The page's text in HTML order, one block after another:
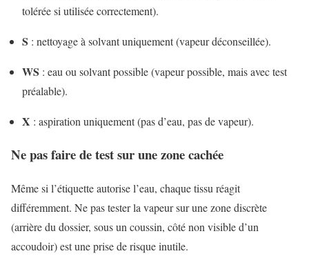
tolérée si utilisée correctement).
S : nettoyage à solvant uniquement (vapeur déconseillée).
WS : eau ou solvant possible (vapeur possible, mais avec test
préalable).
X : aspiration uniquement (pas d’eau, pas de vapeur).
Ne pas faire de test sur une zone cachée
Même si l’étiquette autorise l’eau, chaque tissu réagit
différemment. Ne pas tester la vapeur sur une zone discrète
(arrière du dossier, sous un coussin, côté non visible d’un
accoudoir) est une prise de risque inutile.